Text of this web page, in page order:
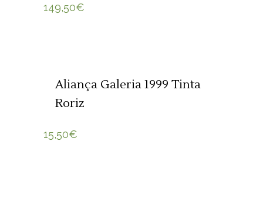
149,50€
Aliança Galeria 1999 Tinta
Roriz
15,50€